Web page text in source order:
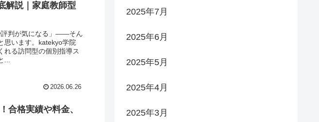
解説｜家庭教師型
評判が気になる」——そん
思います。katekyo学院
れる訪問型の個別指導ス
...
2026.06.26
合格実績や料金、
2025年7月
2025年6月
2025年5月
2025年4月
2025年3月